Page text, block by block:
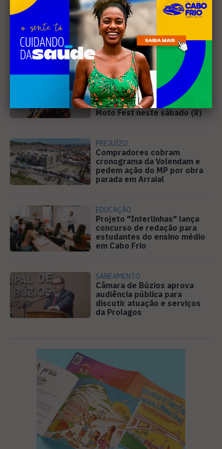
Leia Também
MÚSICA
Banda cabo-friense
Spectrummm apresenta
músicas inéditas no Diveneta
Moto Fest neste sábado (8)
PREJUÍZO
Compradores cobram
cronograma da Volendam e
pedem ação do MP por obra
parada em Arraial
EDUCAÇÃO
Projeto "Interlinhas" lança
concurso de redação para
estudantes do ensino médio
em Cabo Frio
SANEAMENTO
Câmara de Búzios aprova
audiência pública para
discutir atuação e serviços
da Prolagos